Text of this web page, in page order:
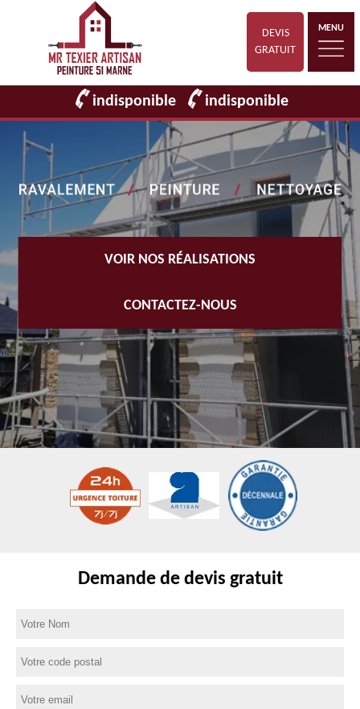
DEVIS
GRATUIT
MENU
indisponible indisponible
VOIR NOS RÉALISATIONS
CONTACTEZ-NOUS
Demande de devis gratuit